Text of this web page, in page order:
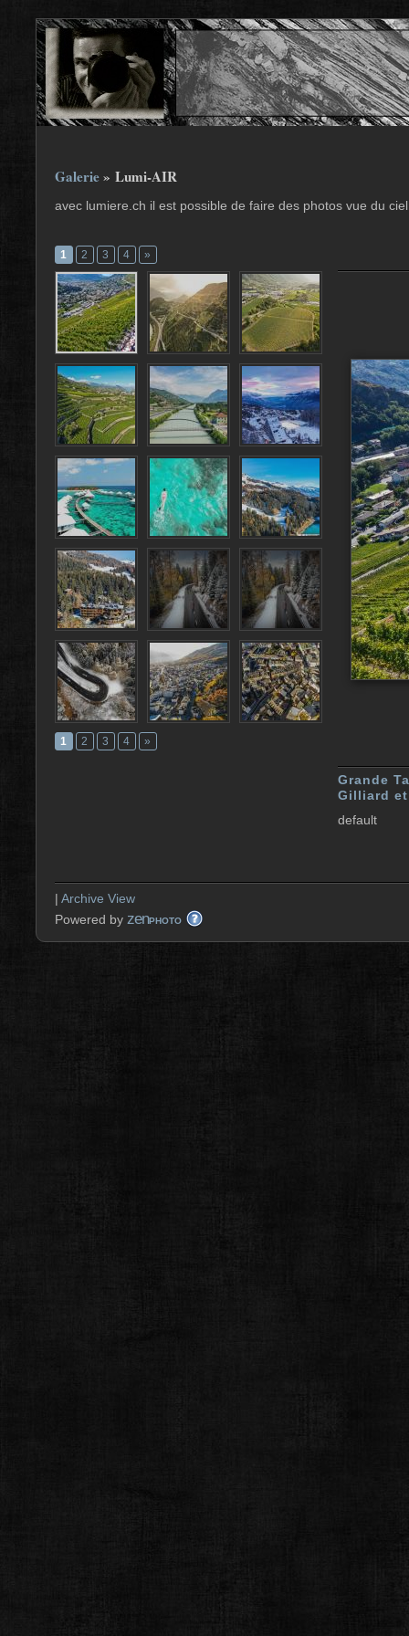
Galerie» Lumi-AIR
avec lumiere.ch il est possible de faire des photos vue du
Grande
Gilliard
default
1 2 3 4 »
1 2 3 4 »
| Archive View
Powered by zenPHOTO